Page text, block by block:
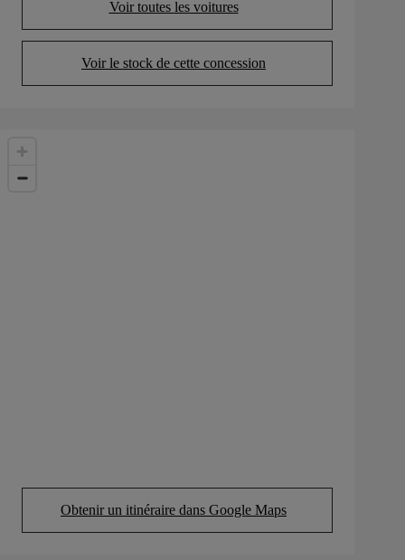
Voir toutes les voitures
(Opens in new tab)
Voir le stock de cette concession
(Opens in new tab)
Obtenir un itinéraire dans Google Maps
(Opens in new tab)